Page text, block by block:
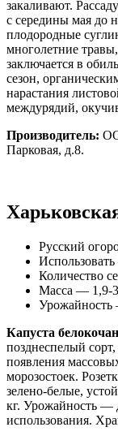
закаливают.
с середины мая до
плодородные
многолетние
заключается в
сезон,
нарастания
междурядий,
Производитель:
Парковая, д.8.
Русский
Количество
Масса — 1,9-
Урожайность
Капуста
позднеспелый сорт,
появления
морозостоек.
зелено-белые,
кг. Урожайность —
использования.